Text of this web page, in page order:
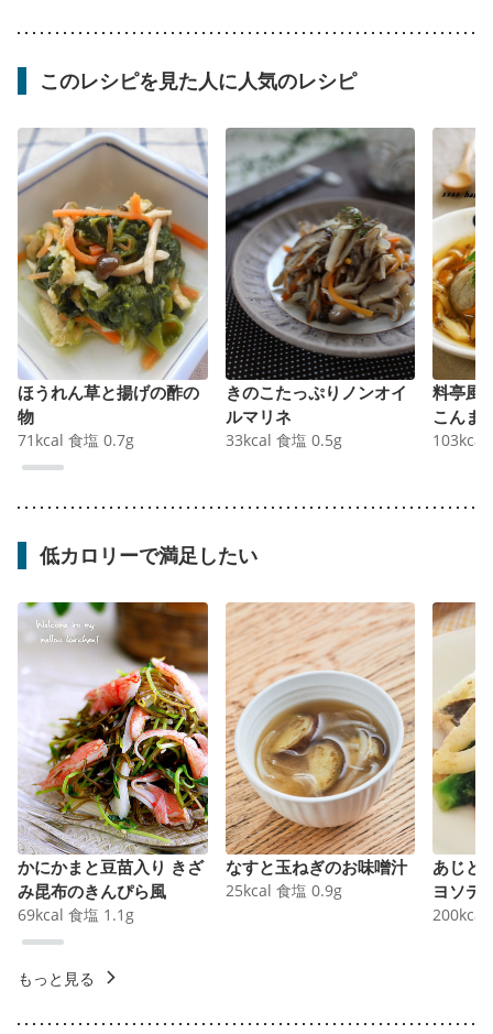
このレシピを見た人に人気のレシピ
ほうれん草と揚げの酢の
物
71 kcal 食塩 0.7g
きのこたっぷりノンオイ
ルマリネ
33kcal 食塩 0.5g
料亭風
こんま
103kcal
低カロリーで満足したい
かにかまと豆苗入り きざ
み昆布のきんぴら風
69kcal 食塩 1.1 g
なすと玉ねぎのお味噌汁
25kcal 食塩 0.9g
あじと
ヨソテ
200kcal
もっと見る